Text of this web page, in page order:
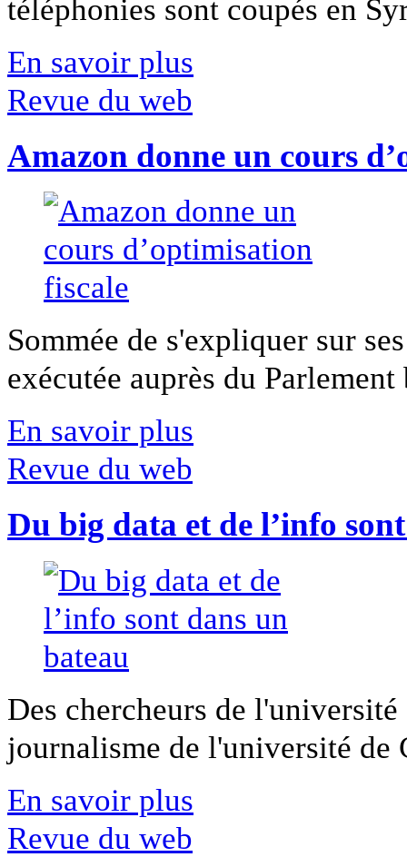
téléphonies sont coupés en
En savoir plus
Revue du web
Amazon donne un cours
Sommée de s'expliquer sur
exécutée auprès du
En savoir plus
Revue du web
Du big data et de l’info
Des chercheurs de
journalisme de l'université
En savoir plus
Revue du web